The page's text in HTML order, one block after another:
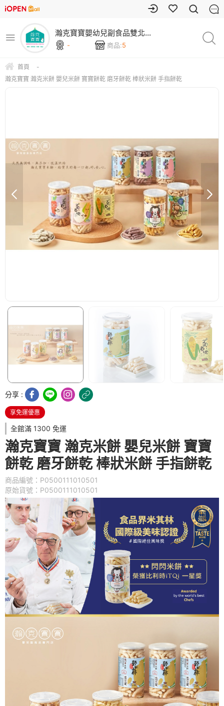
瀚克寶寶嬰幼兒副食品雙北門
市
- 商品:5
首頁
-
瀚克寶寶 瀚克米餅 嬰兒米餅 寶寶餅乾 磨牙餅乾 棒狀米餅 手指餅乾
分享 :
享免運優惠
全館滿 1300 免運
瀚克寶寶 瀚克米餅 嬰兒米餅 寶寶
餅乾 磨牙餅乾 棒狀米餅 手指餅乾
商品編號：P0500111010501
原始貨號：P0500111010501